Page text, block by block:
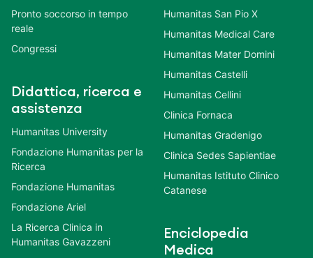
Pronto soccorso in tempo
reale
Congressi
Didattica, ricerca e
assistenza
Humanitas University
Fondazione Humanitas per la
Ricerca
Fondazione Humanitas
Fondazione Ariel
La Ricerca Clinica in
Humanitas Gavazzeni
Humanitas San Pio X
Humanitas Medical Care
Humanitas Mater Domini
Humanitas Castelli
Humanitas Cellini
Clinica Fornaca
Humanitas Gradenigo
Clinica Sedes Sapientiae
Humanitas Istituto Clinico
Catanese
Enciclopedia
Medica